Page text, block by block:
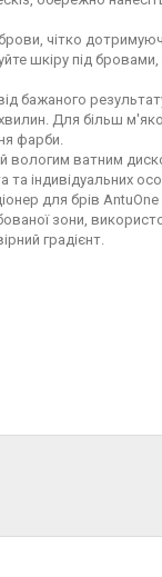
чітко
шкіру під бровами,
Для більш
фарби.
вологим ватним
індивідуальних
для брів
зони,
градієнт.